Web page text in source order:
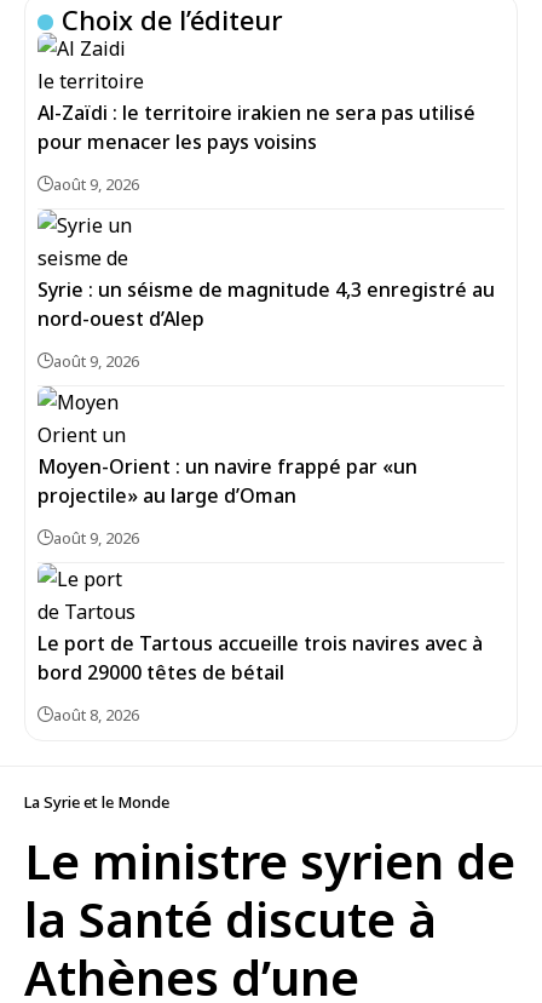
Choix de l’éditeur
Al-Zaïdi : le territoire irakien ne sera pas utilisé
pour menacer les pays voisins
août 9, 2026
Syrie : un séisme de magnitude 4,3 enregistré au
août 9, 2026
Moyen-Orient : un navire frappé par «un
projectile» au large d’Oman
août 9, 2026
Le port de Tartous accueille trois navires avec à
bord 29000 têtes de bétail
août 8, 2026
La Syrie et le Monde
Le ministre syrien de
la Santé discute à
Athènes d’une